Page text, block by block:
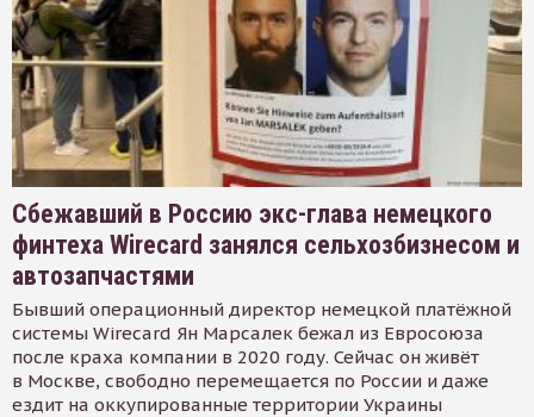
Сбежавший в Россию экс-глава немецкого
финтеха Wirecard занялся сельхозбизнесом и
автозапчастями
Бывший операционный директор немецкой платёжной
системы Wirecard Ян Марсалек бежал из Евросоюза
после краха компании в 2020 году. Сейчас он живёт
в Москве, свободно перемещается по России и даже
ездит на оккупированные территории Украины